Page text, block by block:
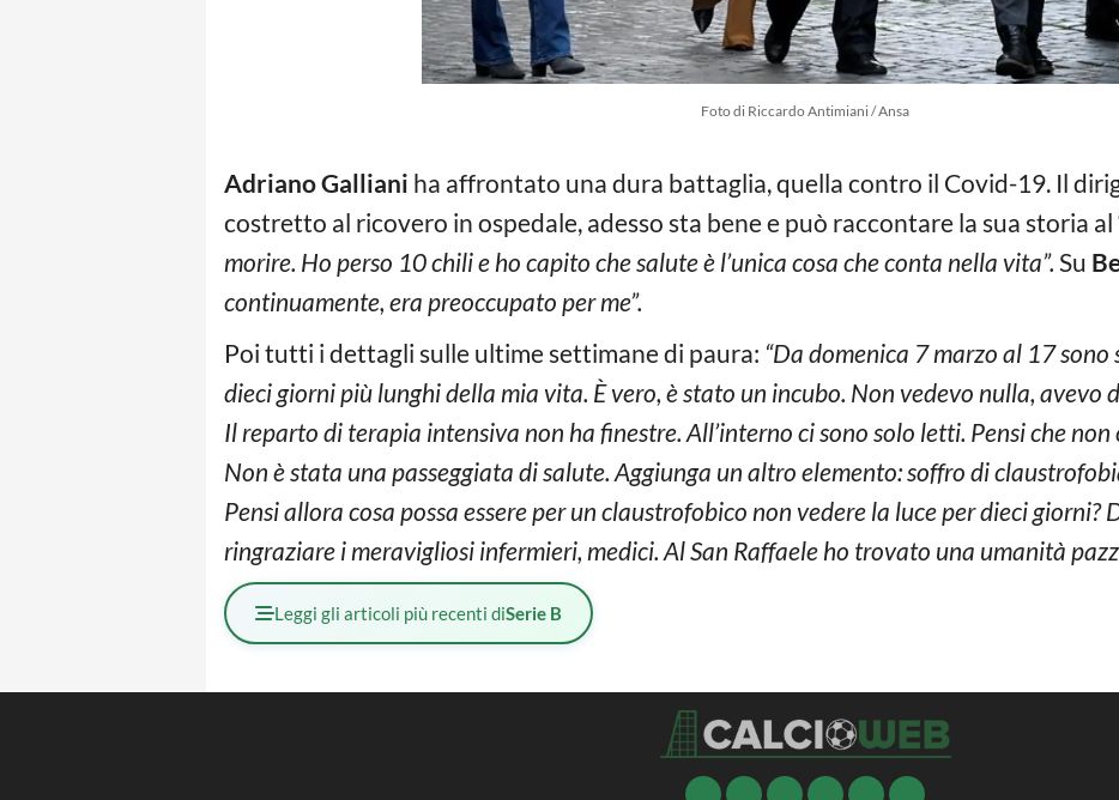
Foto di Riccardo Antimiani / Ansa
Adriano Galliani ha affrontato una dura battaglia, quella contro il Covid-19. Il
costretto al ricovero in ospedale, adesso sta bene e può raccontare la sua storia al
morire. Ho perso 10 chili e ho capito che salute è l’unica cosa che conta nella vita”. Su
continuamente, era preoccupato per me”.
Poi tutti i dettagli sulle ultime settimane di paura: “Da domenica 7 marzo al 17
dieci giorni più lunghi della mia vita. È vero, è stato un incubo. Non vedevo nulla, avevo
Il reparto di terapia intensiva non ha finestre. All’interno ci sono solo letti. Pensi che non
Non è stata una passeggiata di salute. Aggiunga un altro elemento: soffro di
Pensi allora cosa possa essere per un claustrofobico non vedere la luce per dieci giorni?
ringraziare i meravigliosi infermieri, medici. Al San Raffaele ho trovato una umanità
Leggi gli articoli più recenti diSerie B